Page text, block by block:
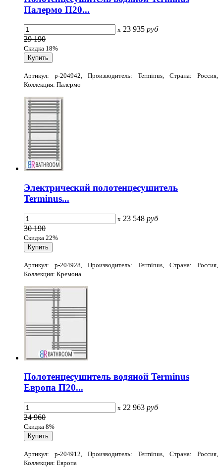
Палермо П20...
x 23 935 руб
29 190
Скидка 18%
Артикул: p-204942, Производитель: Terminus, Страна: Россия,
Коллекция: Палермо
Электрический полотенцесушитель
Terminus...
x 23 548 руб
30 190
Скидка 22%
Артикул: p-204928, Производитель: Terminus, Страна: Россия,
Коллекция: Кремона
Полотенцесушитель водяной Terminus
Европа П20...
x 22 963 руб
24 960
Скидка 8%
Артикул: p-204912, Производитель: Terminus, Страна: Россия,
Коллекция: Европа